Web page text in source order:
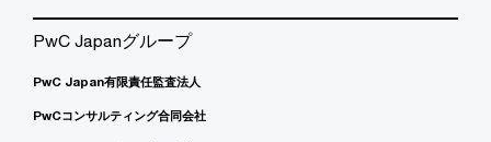
PwC Japanグループ
PwC Japan有限責任監査法人
PwCコンサルティング合同会社